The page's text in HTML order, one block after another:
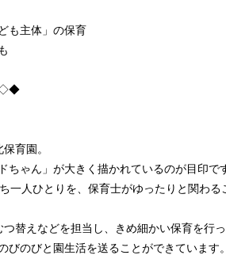
も主体」の保育
◇◆
育園。
ちゃん」が大きく描かれているのが目印で
一人ひとりを、保育士がゆったりと関わ
替えなどを担当し、きめ細かい保育を行
びのびと園生活を送ることができています